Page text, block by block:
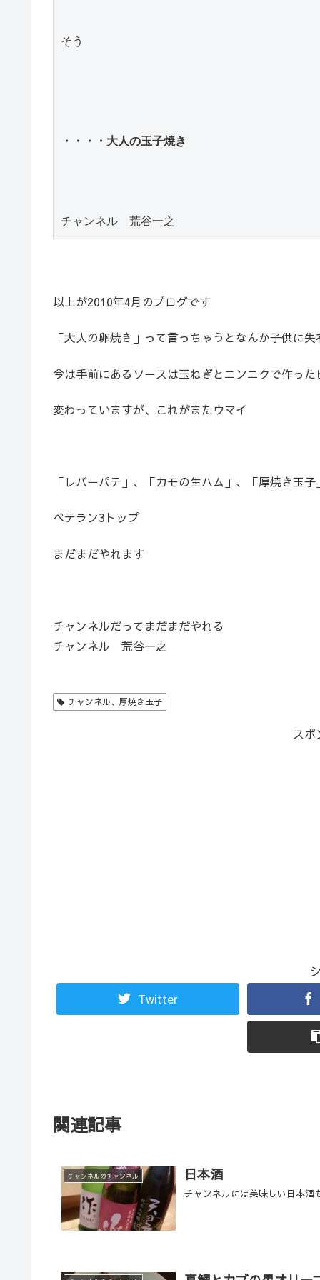
そう
・・・・大人の玉子焼き
チャンネル　荒谷一之
以上が2010年4月のブログです
「大人の卵焼き」って言っちゃうとなんか子供に失
今は手前にあるソースは玉ねぎとニンニクで作った
変わっていますが、これがまたウマイ
「レバーパテ」、「カモの生ハム」、「厚焼き玉子
ベテラン3トップ
まだまだやれます
チャンネルだってまだまだやれる
チャンネル 荒谷一之
チャンネル、厚焼き玉子
スポ
Twitter
関連記事
チャンネルのチャンネル 日本酒
チャンネルには美味しい日本酒